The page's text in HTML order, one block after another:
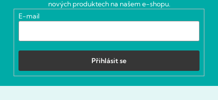
nových produktech na našem e-shopu.
E-mail
Přihlásit se